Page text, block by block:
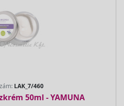
LAK_7/460
50ml - YAMUNA